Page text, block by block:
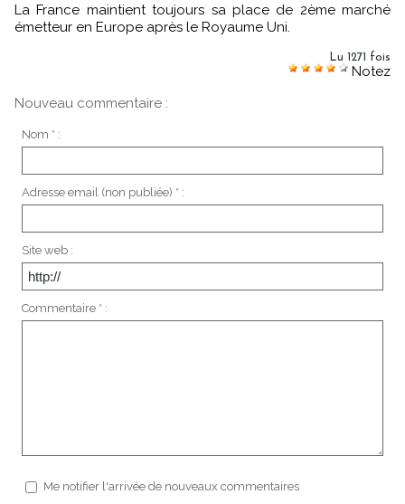
La France maintient toujours sa place de 2ème marché
émetteur en Europe après le Royaume Uni.
Lu 1271 fois
Notez
Nouveau commentaire :
Nom * :
Adresse email (non publiée) * :
Site web :
Commentaire * :
Me notifier l'arrivée de nouveaux commentaires